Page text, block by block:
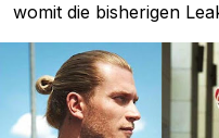
womit die bisherigen